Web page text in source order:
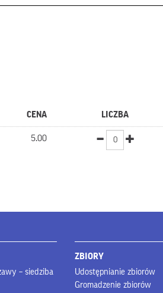
CENA LICZBA
5.00
– siedziba
ZBIORY
Udostępnianie zbiorów
Gromadzenie zbiorów